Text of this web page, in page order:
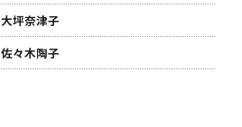
大坪奈津子
佐々木陶子